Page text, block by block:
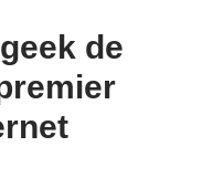
de